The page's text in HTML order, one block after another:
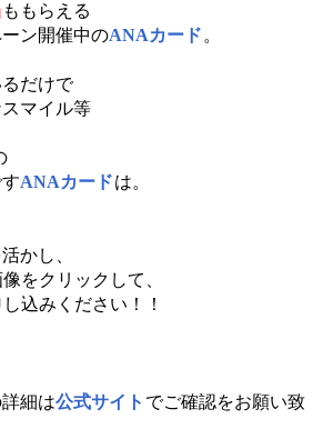
ももらえる
ン開催中のANAカード 。
だけで
マイル等
ANAカードは。
かし、
をクリックして、
込みください！！
細は公式サイト でご確認をお願い致